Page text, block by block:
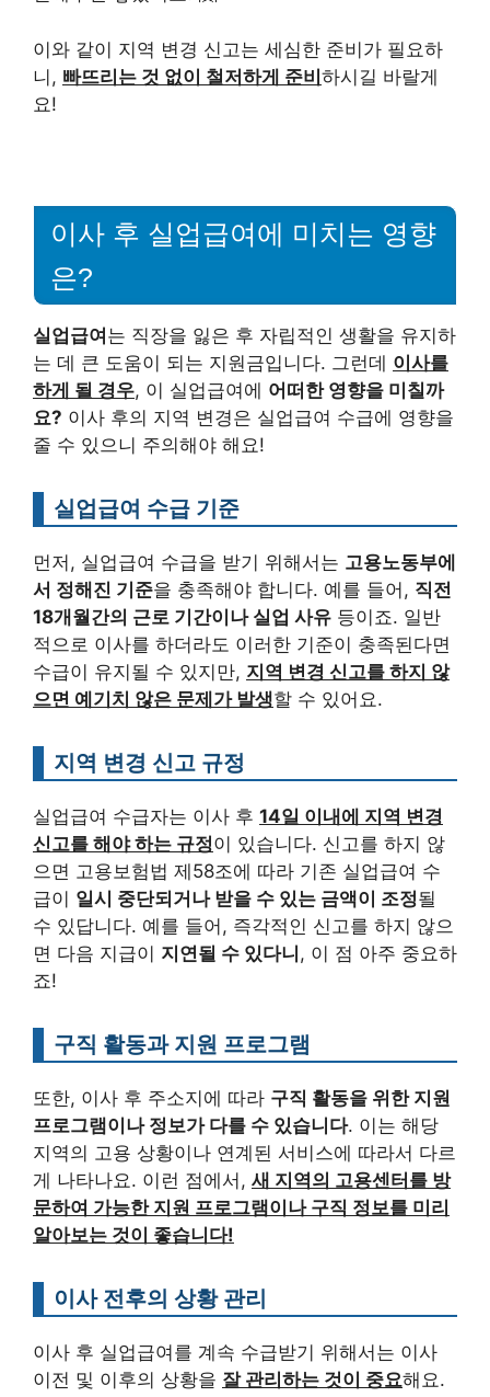
이와 같이 지역 변경 신고는 세심한 준비가 필요하
니, 빠뜨리는 것 없이 철저하게 준비하시길 바랄게
요!
이사 후 실업급여에 미치는 영향
은?
실업급여 는 직장을 잃은 후 자립적인 생활을 유지하
는 데 큰 도움이 되는 지원금입니다. 그런데 이사를
하게 될 경우, 이 실업급여에 어떠한 영향을 미칠까
요? 이사 후의 지역 변경은 실업급여 수급에 영향을
줄 수 있으니 주의해야 해요!
실업급여 수급 기준
먼저, 실업급여 수급을 받기 위해서는 고용노동부에
서 정해진 기준을 충족해야 합니다. 예를 들어, 직전
18개월간의 근로 기간이나 실업 사유 등이죠. 일반
적으로 이사를 하더라도 이러한 기준이 충족된다면
수급이 유지될 수 있지만, 지역 변경 신고를 하지 않
으면 예기치 않은 문제가 발생할 수 있어요.
지역 변경 신고 규정
실업급여 수급자는 이사 후 14일 이내에 지역 변경
신고를 해야 하는 규정이 있습니다. 신고를 하지 않
으면 고용보험법 제58조에 따라 기존 실업급여 수
급이 일시 중단되거나 받을 수 있는 금액이 조정될
수 있답니다. 예를 들어, 즉각적인 신고를 하지 않으
면 다음 지급이 지연될 수 있다니 , 이 점 아주 중요하
죠!
구직 활동과 지원 프로그램
또한, 이사 후 주소지에 따라 구직 활동을 위한 지원
프로그램이나 정보가 다를 수 있습니다. 이는 해당
지역의 고용 상황이나 연계된 서비스에 따라서 다르
게 나타나요. 이런 점에서, 새 지역의 고용센터를 방
문하여 가능한 지원 프로그램이나 구직 정보를 미리
알아보는 것이 좋습니다!
이사 전후의 상황 관리
이사 후 실업급여를 계속 수급받기 위해서는 이사
이전 및 이후의 상황을 잘 관리하는 것이 중요해요.